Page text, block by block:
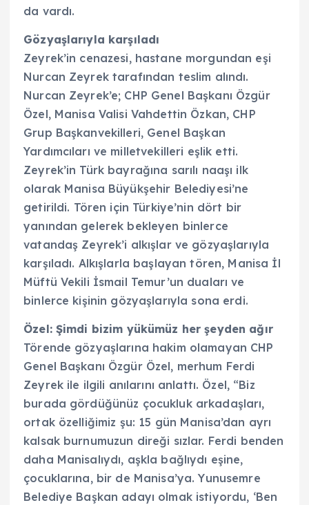
da vardı.
Gözyaşlarıyla karşıladı
Zeyrek’in cenazesi, hastane morgundan eşi
Nurcan Zeyrek tarafından teslim alındı.
Nurcan Zeyrek’e; CHP Genel Başkanı Özgür
Özel, Manisa Valisi Vahdettin Özkan, CHP
Grup Başkanvekilleri, Genel Başkan
Yardımcıları ve milletvekilleri eşlik etti.
Zeyrek’in Türk bayrağına sarılı naaşı ilk
olarak Manisa Büyükşehir Belediyesi’ne
getirildi. Tören için Türkiye’nin dört bir
yanından gelerek bekleyen binlerce
vatandaş Zeyrek’i alkışlar ve gözyaşlarıyla
karşıladı. Alkışlarla başlayan tören, Manisa İl
Müftü Vekili İsmail Temur’un duaları ve
binlerce kişinin gözyaşlarıyla sona erdi.
Özel: Şimdi bizim yükümüz her şeyden ağır
Törende gözyaşlarına hakim olamayan CHP
Genel Başkanı Özgür Özel, merhum Ferdi
Zeyrek ile ilgili anılarını anlattı. Özel, “Biz
burada gördüğünüz çocukluk arkadaşları,
ortak özelliğimiz şu: 15 gün Manisa’dan ayrı
kalsak burnumuzun direği sızlar. Ferdi benden
daha Manisalıydı, aşkla bağlıydı eşine,
çocuklarına, bir de Manisa’ya. Yunusemre
Belediye Başkan adayı olmak istiyordu, ‘Ben